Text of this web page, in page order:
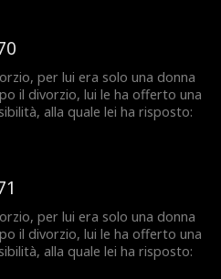
per lui era solo una donna
il divorzio, lui le ha offerto una
alla quale lei ha risposto:
per lui era solo una donna
il divorzio, lui le ha offerto una
alla quale lei ha risposto: